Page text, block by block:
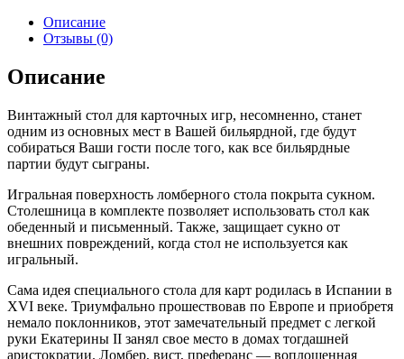
Описание
Отзывы (0)
Описание
Винтажный стол для карточных игр, несомненно, станет
одним из основных мест в Вашей бильярдной, где будут
собираться Ваши гости после того, как все бильярдные
партии будут сыграны.
Игральная поверхность ломберного стола покрыта сукном.
Столешница в комплекте позволяет использовать стол как
обеденный и письменный. Также, защищает сукно от
внешних повреждений, когда стол не используется как
игральный.
Сама идея специального стола для карт родилась в Испании в
XVI веке. Триумфально прошествовав по Европе и приобретя
немало поклонников, этот замечательный предмет с легкой
руки Екатерины II занял свое место в домах тогдашней
аристократии. Ломбер, вист, преферанс — воплощенная